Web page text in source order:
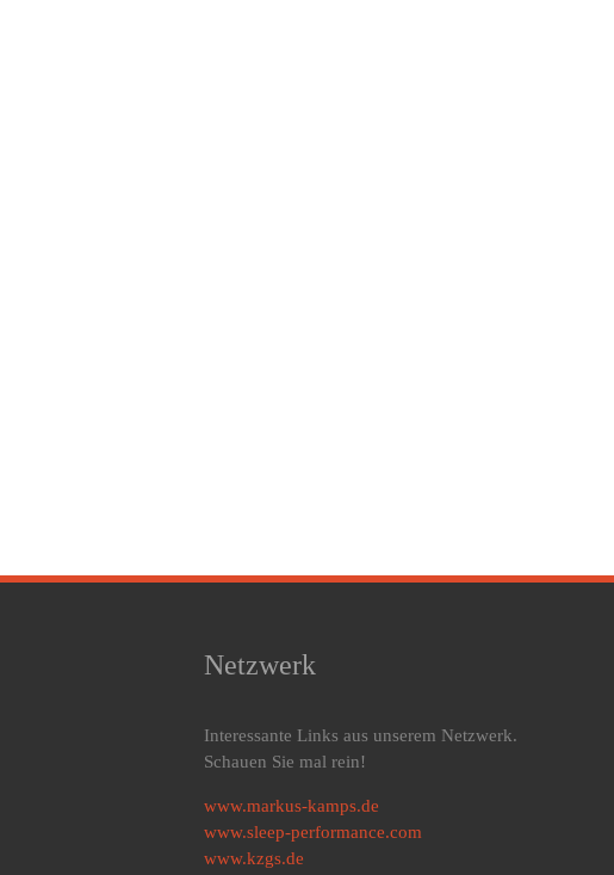
Netzwerk
Interessante Links aus unserem Netzwerk.
Schauen Sie mal rein!
www.markus-kamps.de
www.sleep-performance.com
www.kzgs.de